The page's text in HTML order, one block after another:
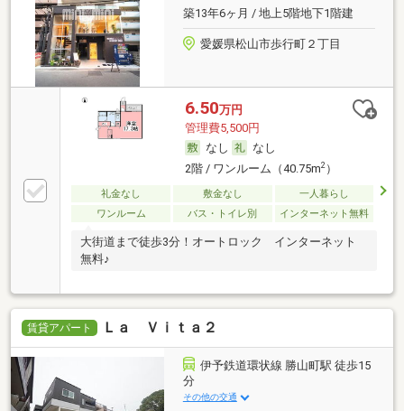
築13年6ヶ月 / 地上5階地下1階建
愛媛県松山市歩行町２丁目
6.50万円
管理費5,500円
なし
なし
2階 / ワンルーム（40.75m2）
礼金なし 敷金なし
一人暮らし
ワンルーム
バス・トイレ別 インターネット無料
大街道まで徒歩3分！オートロック インターネット
無料♪
賃貸アパート Ｌａ Ｖｉｔａ２
伊予鉄道環状線 勝山町駅 徒歩15
分
その他の交通